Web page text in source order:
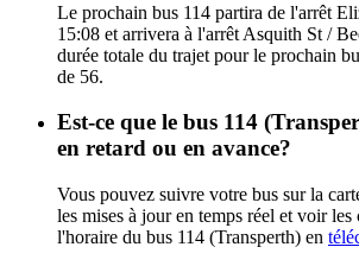
Le prochain bus 114 partira de l'arrêt
15:08 et arrivera à l'arrêt Asquith St /
durée totale du trajet pour le prochain
de 56.
Est-ce que le bus 114
en retard ou en avance?
Vous pouvez suivre votre bus sur la
les mises à jour en temps réel et voir les
l'horaire du bus 114 (Transperth) en